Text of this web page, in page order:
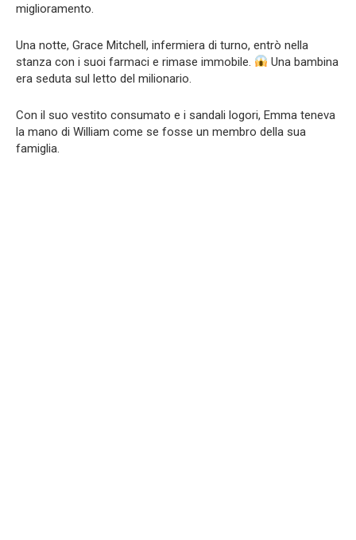
miglioramento.
Una notte, Grace Mitchell, infermiera di turno, entrò nella
stanza con i suoi farmaci e rimase immobile.
Una bambina
era seduta sul letto del milionario.
Con il suo vestito consumato e i sandali logori, Emma teneva
la mano di William come se fosse un membro della sua
famiglia.